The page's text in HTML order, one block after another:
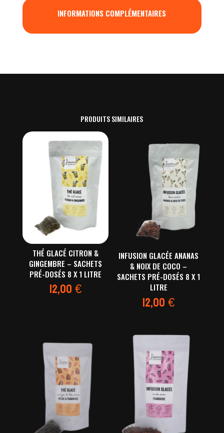
INFORMATIONS COMPLÉMENTAIRES
PRODUITS SIMILAIRES
THÉ GLACÉ CITRON &
GINGEMBRE – SACHETS
PRÉ-DOSÉS 8 X 1 LITRE
12,00€
INFUSION GLACÉE ANANAS
& NOIX DE COCO –
SACHETS PRÉ-DOSÉS 8 X 1
LITRE
12,00€